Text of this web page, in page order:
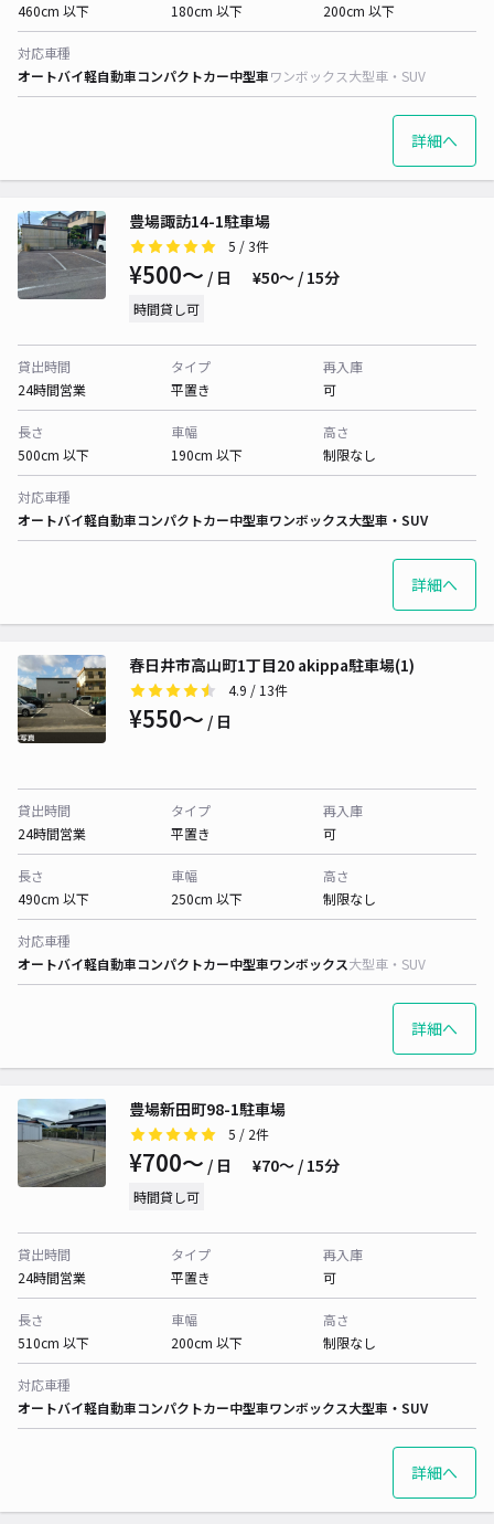
460cm 以下
180cm 以下
200cm 以下
対応車種
オートバイ軽自動車コンパクトカー中型車ワンボックス大型車・SUV
詳細へ
豊場諏訪14-1駐車場
5 / 3件
¥500〜 / 日 ¥50〜 / 15分
時間貸し可
貸出時間
24時間営業
タイプ
平置き
再入庫
可
長さ
500cm 以下
車幅
190cm 以下
高さ
制限なし
対応車種
オートバイ軽自動車コンパクトカー中型車ワンボックス大型車・SUV
詳細へ
春日井市高山町1丁目20 akippa駐車場(1)
4.9 / 13件
¥550〜 / 日
貸出時間
24時間営業
タイプ
平置き
再入庫
可
長さ
490cm 以下
車幅
250cm 以下
高さ
制限なし
対応車種
オートバイ軽自動車コンパクトカー中型車ワンボックス大型車・SUV
詳細へ
豊場新田町98-1駐車場
5 / 2件
¥700〜 / 日 ¥70〜 / 15分
時間貸し可
貸出時間
24時間営業
タイプ
平置き
再入庫
可
長さ
510cm 以下
車幅
200cm 以下
高さ
制限なし
対応車種
オートバイ軽自動車コンパクトカー中型車ワンボックス大型車・SUV
詳細へ